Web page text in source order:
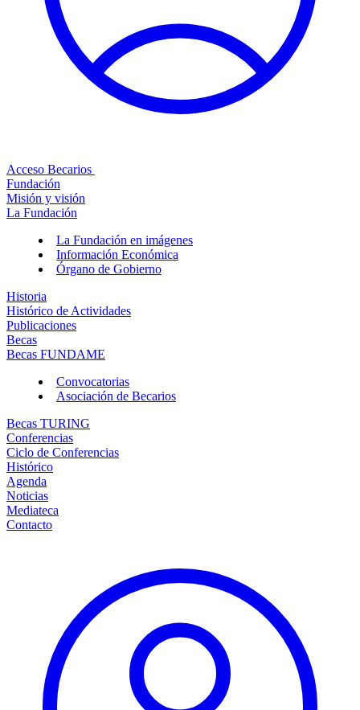
Acceso Becarios
Fundación
Misión y visión
La Fundación
La Fundación en imágenes
Información Económica
Órgano de Gobierno
Historia
Histórico de Actividades
Publicaciones
Becas
Becas FUNDAME
Convocatorias
Asociación de Becarios
Becas TURING
Conferencias
Ciclo de Conferencias
Histórico
Agenda
Noticias
Mediateca
Contacto